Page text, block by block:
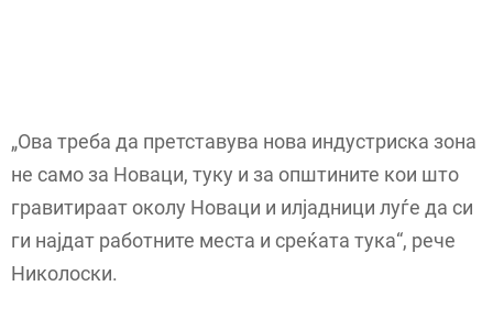
„Ова треба да претставува нова индустриска зона
не само за Новаци, туку и за општините кои што
гравитираат околу Новаци и илјадници луѓе да си
ги најдат работните места и среќата тука“, рече
Николоски.